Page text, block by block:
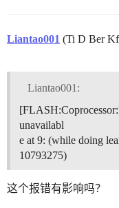
Liantao001 (Ti D Ber
Liantao001:
unavailabl
e at 9: (while doing
10793275)
这个报错有影响吗？